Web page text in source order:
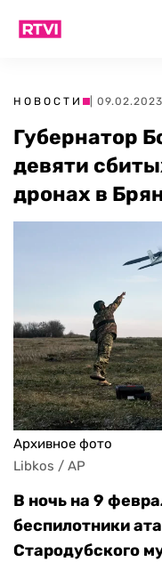
НОВОСТИ |
Губернатор
девяти
дронах в
Архивное фото
Libkos / AP
В ночь на 9
беспилотники
Стародубского